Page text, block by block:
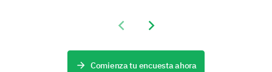
Previous slide
Next slide
Comienza tu encuesta ahora